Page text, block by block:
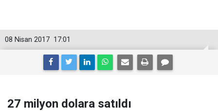
17:01
08 Nisan 2017
27 milyon dolara satıldı